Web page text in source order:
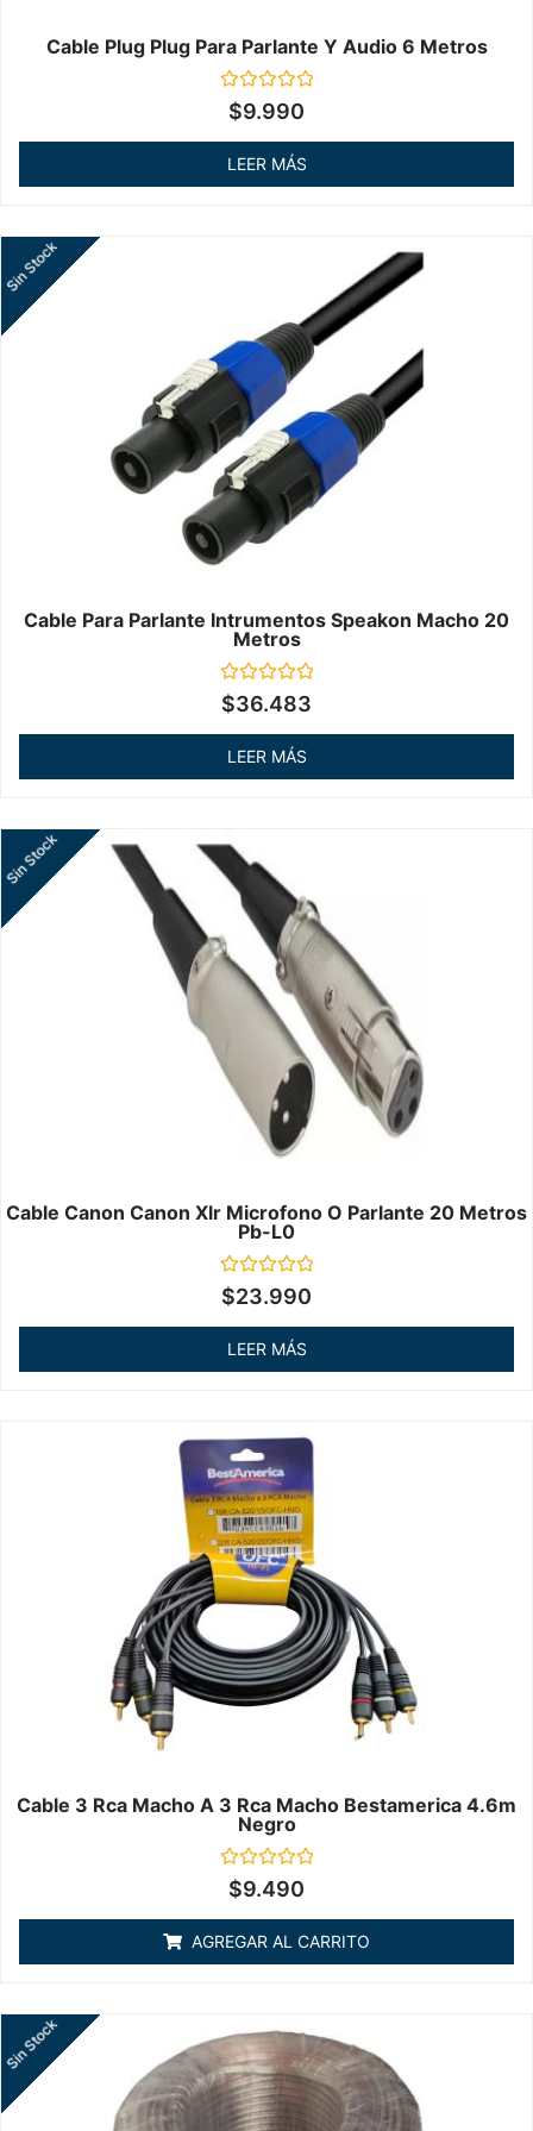
Cable Plug Plug Para Parlante Y Audio 6 Metros
Valorado
en$9.990
LEER MÁS
Cable Para Parlante Intrumentos Speakon Macho 20
Metros
Valorado
en
Sin Stock
$36.483
LEER MÁS
Cable Canon Canon Xlr Microfono O Parlante 20 Metros
Pb-L0
Valorado
en
Sin Stock
$23.990
LEER MÁS
Cable 3 Rca Macho A 3 Rca Macho Bestamerica 4.6m
Negro
Valorado
en
5
$9.490
AGREGAR AL CARRITO
Sin Stock